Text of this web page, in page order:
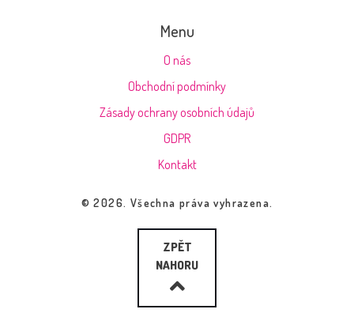
Menu
O nás
Obchodní podmínky
Zásady ochrany osobních údajů
GDPR
Kontakt
© 2026. Všechna práva vyhrazena.
ZPĚT
NAHORU